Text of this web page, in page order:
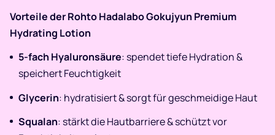
Vorteile der Rohto Hadalabo Gokujyun Premium
Hydrating Lotion
5-fach Hyaluronsäure: spendet tiefe Hydration &
speichert Feuchtigkeit
Glycerin: hydratisiert & sorgt für geschmeidige Haut
Squalan: stärkt die Hautbarriere & schützt vor